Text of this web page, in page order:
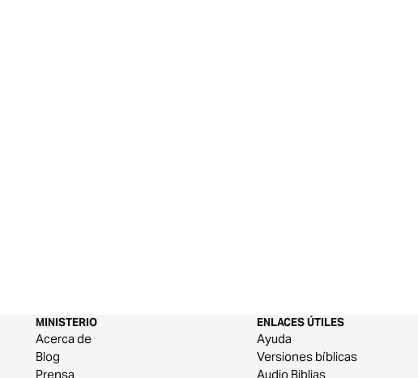
MINISTERIO
Acerca de
Blog
Prensa
ENLACES ÚTILES
Ayuda
Versiones bíblicas
Audio Biblias